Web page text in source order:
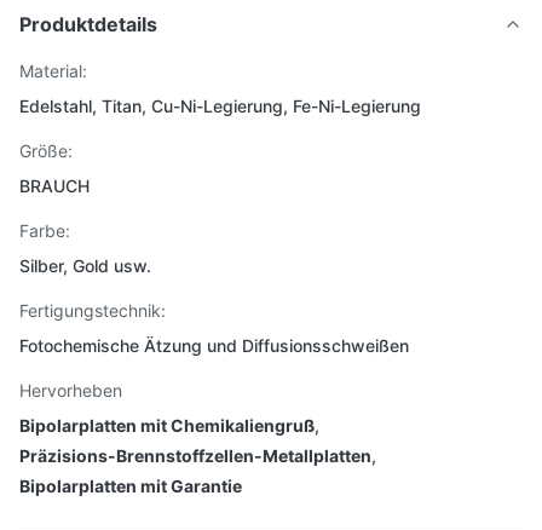
Produktdetails
Material:
Edelstahl, Titan, Cu-Ni-Legierung, Fe-Ni-Legierung
Größe:
BRAUCH
Farbe:
Silber, Gold usw.
Fertigungstechnik:
Fotochemische Ätzung und Diffusionsschweißen
Hervorheben
Bipolarplatten mit Chemikaliengruß,
Präzisions-Brennstoffzellen-Metallplatten,
Bipolarplatten mit Garantie